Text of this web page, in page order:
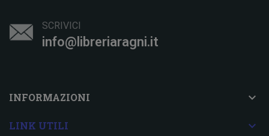
SCRIVICI
info@libreriaragni.it
INFORMAZIONI 
LINK UTILI 